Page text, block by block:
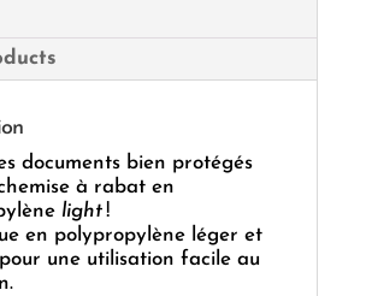
documents bien protégés
à rabat en
light!
en polypropylène léger et
une utilisation facile au